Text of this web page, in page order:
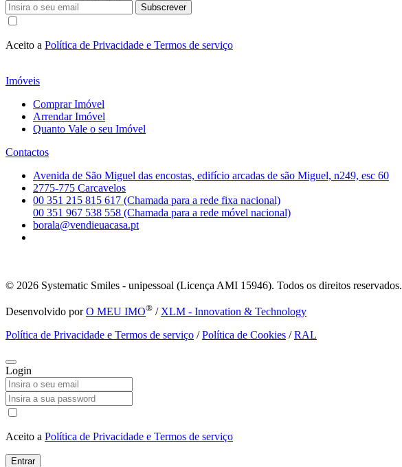
Subscrever
Aceito a Política de Privacidade e Termos de serviço
Imóveis
Comprar Imóvel
Arrendar Imóvel
Quanto Vale o seu Imóvel
Contactos
Avenida de São Miguel das encostas, edifício arcadas de são Miguel, n249, esc 60
2775-775 Carcavelos
00 351 215 815 617 (Chamada para a rede fixa nacional)
00 351 967 538 558 (Chamada para a rede móvel nacional)
borala@vendieuacasa.pt
© 2026 Systematic Smiles - unipessoal (Licença AMI 15946). Todos os direitos reservados.
Desenvolvido porO MEU IMO® / XLM - Innovation & Technology
Política de Privacidade e Termos de serviço /Política de Cookies /RAL
Login
Aceito a Política de Privacidade e Termos de serviço
Entrar